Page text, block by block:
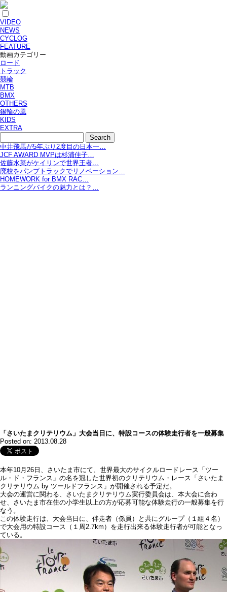
VIDEO
NEWS
CYCLOG
FEATURE
動画カテゴリー
ロード
トラック
競輪
MTB
BMX
OTHERS
銀輪の風
KIDS
EXTRA
中井飛馬が5年ぶり2度目の日本一…
JCF AWARD MVPは杉浦佳子…
佐藤水菜がケイリンで世界王者…
廃校をパンプトラックでリノベーション…
HOMEWORK for BMX RAC…
ランニングバイクの魅力とは？…
「さいたまクリテリウム」大会当日に、特設コースの体験走行者を一般募集
Posted on: 2013.08.28
本年10月26日、さいたま市にて、世界最大のサイクルロードレース「ツー
ル・ド・フランス」の名を冠した世界初のクリテリウム・レース「さいたま
クリテリウム by ツールドフランス」が開催される予定だ。
大会の運営に関わる、さいたまクリテリウム実行委員会は、本大会に合わ
せ、さいたま市在住の小学生以上の方が応募可能な体験走行の一般募集を行
なう。
この体験走行は、大会当日に、伴走者（係員）と共にグループ（１組４名）
で大会用の特設コース（１周2.7km）を走行出来る体験走行者が可能となっ
ている。